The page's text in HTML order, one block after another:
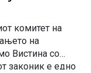
комитет на
на
Вистина со
законик е едно